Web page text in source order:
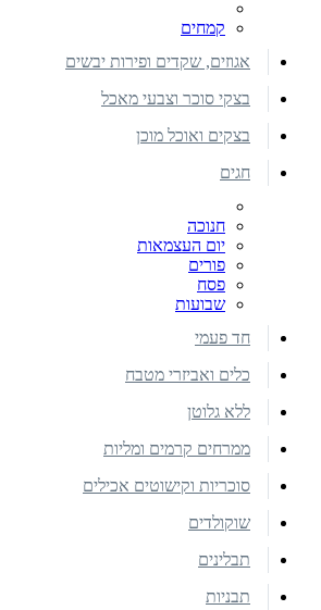
קמחים
אגוזים, שקדים ופירות יבשים
בצקי סוכר וצבעי מאכל
בצקים ואוכל מוכן
חגים
חנוכה
יום העצמאות
פורים
פסח
שבועות
חד פעמי
כלים ואביזרי מטבח
ללא גלוטן
ממרחים קרמים ומליות
סוכריות וקישוטים אכילים
שוקולדים
תבלינים
תבניות